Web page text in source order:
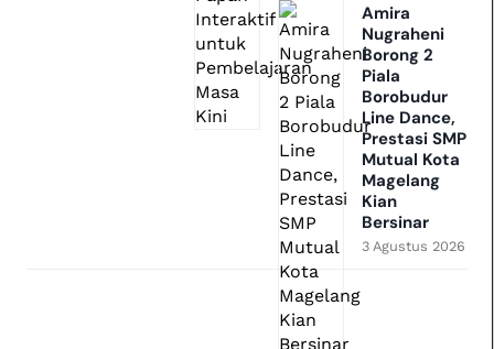
Amira
Nugraheni
Borong 2
Piala
Borobudur
Line Dance,
Prestasi SMP
Mutual Kota
Magelang
Kian
Bersinar
3 Agustus 2026